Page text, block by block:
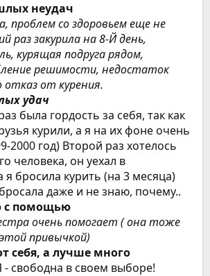
неудач
проблем со здоровьем еще не
раз закурила на 8-Й день,
курящая подруга рядом,
решимости, недостаток
от курения.
удач
была гордость за себя, так как
курили, а я на их фоне очень
2000 год) Второй раз хотелось
человека, он уехал в
я бросила курить (на 3 месяца)
даже и не знаю, почему..
с помощью
очень помогает ( она тоже
привычкой)
себя, а лучше много
- свободна в своем выборе!